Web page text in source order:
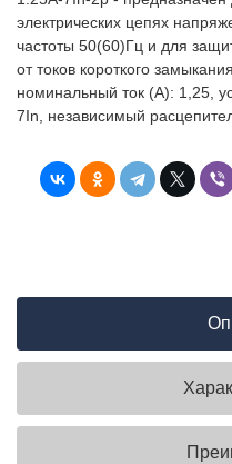
электрических цепях
частоты 50(60)Гц и для
от токов короткого
номинальный ток (А): 1,25,
7In, независимый